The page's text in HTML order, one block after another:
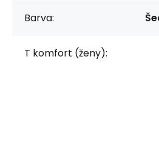
Barva:
T komfort (ženy):